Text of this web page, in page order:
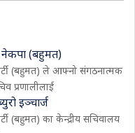
नेकपा (बहुमत)
(बहुमत) ले आफ्नो संगठनात्मक
प्रणालीलाई
इञ्चार्ज
(बहुमत) का केन्द्रीय सचिवालय